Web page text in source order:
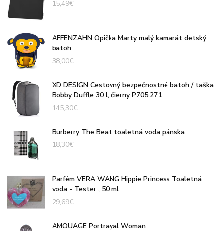
15,49€
AFFENZAHN Opička Marty malý kamarát detský
batoh
38,00€
XD DESIGN Cestovný bezpečnostné batoh / taška
Bobby Duffle 30 l, čierny P705.271
145,30€
Burberry The Beat toaletná voda pánska
18,30€
Parfém VERA WANG Hippie Princess Toaletná
voda - Tester , 50 ml
29,69€
AMOUAGE Portrayal Woman